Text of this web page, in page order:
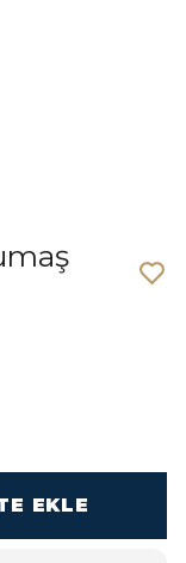
EKLE